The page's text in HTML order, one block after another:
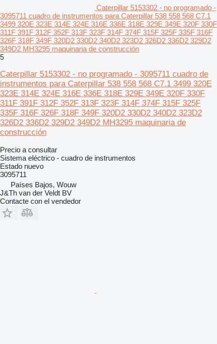
Caterpillar 5153302 - no programado -
3095711 cuadro de instrumentos para Caterpillar 538 558 568 C7.1
3499 320E 323E 314E 324E 316E 336E 318E 329E 349E 320F 330F
311F 391F 312F 352F 313F 323F 314F 374F 315F 325F 335F 316F
326F 318F 349F 320D2 330D2 340D2 323D2 326D2 336D2 329D2
349D2 MH3295 maquinaria de construcción
5
Caterpillar 5153302 - no programado - 3095711 cuadro de
instrumentos para Caterpillar 538 558 568 C7.1 3499 320E
323E 314E 324E 316E 336E 318E 329E 349E 320F 330F
311F 391F 312F 352F 313F 323F 314F 374F 315F 325F
335F 316F 326F 318F 349F 320D2 330D2 340D2 323D2
326D2 336D2 329D2 349D2 MH3295 maquinaria de
construcción
Precio a consultar
Sistema eléctrico - cuadro de instrumentos
Estado nuevo
3095711
Países Bajos, Wouw
J&Th van der Veldt BV
Contacte con el vendedor